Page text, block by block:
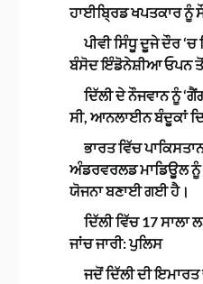
ਹਾਈਬ੍ਰਿਡ ਖਪਤਕਾਰ ਨੂੰ
ਪੀਵੀ ਸਿੰਧੂ ਦੂਜੇ ਦੌਰ ‘ਚ
ਬੰਸੋਦ ਇੰਡੋਨੇਸ਼ੀਆ ਓਪਨ ਤੋਂ
ਦਿੱਲੀ ਦੇ ਨੌਜਵਾਨ ਨੂੰ
ਸੀ, ਆਨਲਾਈਨ ਬੰਦੂਕਾਂ
ਭਾਰਤ ਵਿੱਚ
ਅੰਡਰਵਰਲਡ ਮਾਡਿਊਲ ਨੂੰ
ਯੋਜਨਾ ਬਣਾਈ ਗਈ ਹੈ।
ਦਿੱਲੀ ਵਿੱਚ 17 ਸਾਲਾ
ਜਾਂਚ ਜਾਰੀ: ਪੁਲਿਸ
ਜਦੋਂ ਦਿੱਲੀ ਦੀ